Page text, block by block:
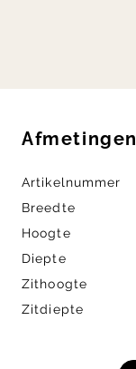
Afmetingen
Artikelnummer
Breedte
Hoogte
Diepte
Zithoogte
Zitdiepte